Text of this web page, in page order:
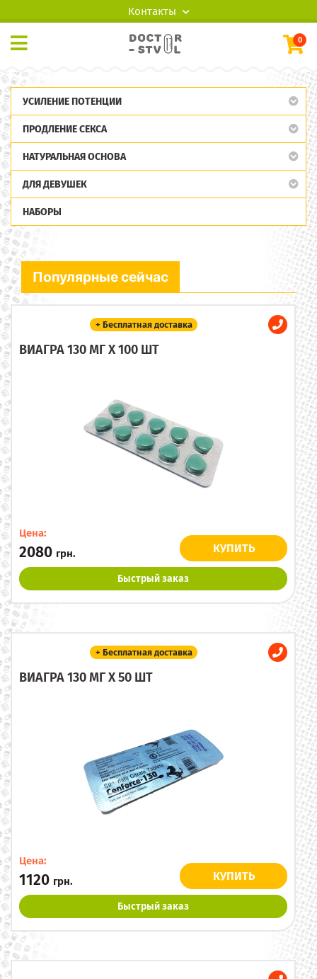
Контакты
0
УСИЛЕНИЕ ПОТЕНЦИИ
ПРОДЛЕНИЕ СЕКСА
НАТУРАЛЬНАЯ ОСНОВА
ДЛЯ ДЕВУШЕК
НАБОРЫ
Популярные сейчас
+ Бесплатная доставка
ВИАГРА 130 МГ X 100 ШТ
Цена:
2080 грн. КУПИТЬ
Быстрый заказ
+ Бесплатная доставка
ВИАГРА 130 МГ X 50 ШТ
Цена:
1120 грн. КУПИТЬ
Быстрый заказ